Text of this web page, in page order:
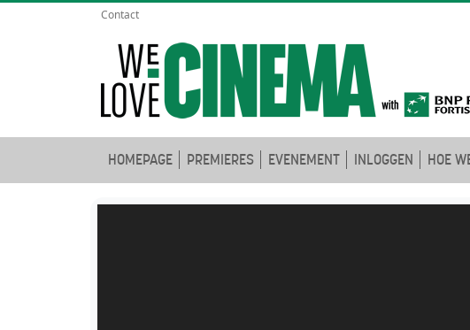
Contact
HOMEPAGE PREMIERES EVENEMENT INLOGGEN HOE